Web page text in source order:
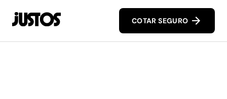
COTAR SEGURO